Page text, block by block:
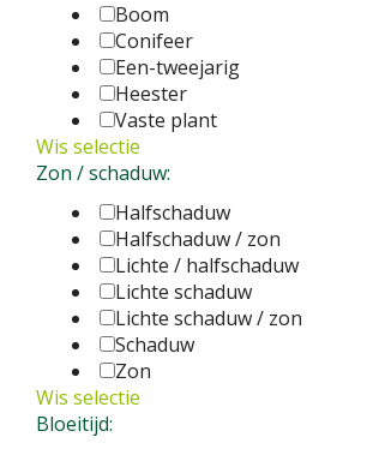
Boom
Conifeer
Een-tweejarig
Heester
Vaste plant
Wis selectie
Zon / schaduw:
Halfschaduw
Halfschaduw / zon
Lichte / halfschaduw
Lichte schaduw
Lichte schaduw / zon
Schaduw
Zon
Wis selectie
Bloeitijd: